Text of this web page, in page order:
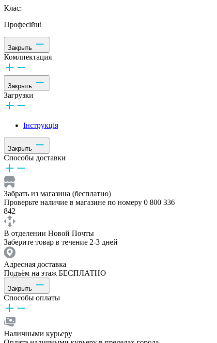
Клас:
Професійні
Закрыть
Комлпектация
Закрыть
Загрузки
Інструкція
Закрыть
Способы доставки
Забрать из магазина (бесплатно)
Проверьте наличие в магазине по номеру 0 800 336
842
В отделении Новой Почты
Заберите товар в течение 2-3 дней
Адресная доставка
Подъём на этаж БЕСПЛАТНО
Закрыть
Способы оплаты
Наличными курьеру